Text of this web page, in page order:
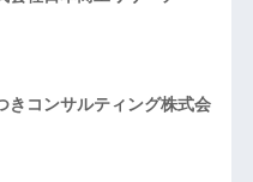
きコンサルティング株式会